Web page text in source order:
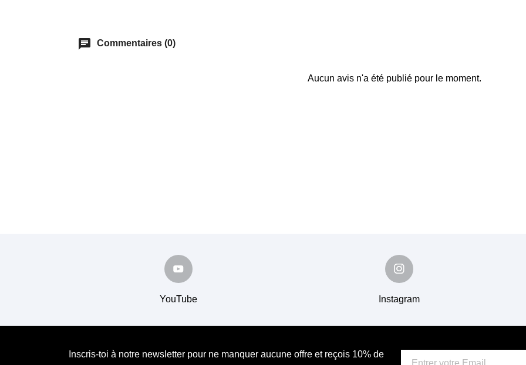
chat Commentaires (0)
Aucun avis n'a été publié pour le moment.
YouTube Instagram
Inscris-toi à notre newsletter pour ne manquer aucune offre et reçois 10% de